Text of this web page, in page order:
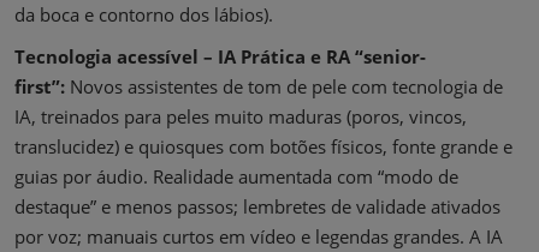
da boca e contorno dos lábios).
Tecnologia acessível – IA Prática e RA “senior-
first”: Novos assistentes de tom de pele com tecnologia de
IA, treinados para peles muito maduras (poros, vincos,
translucidez) e quiosques com botões físicos, fonte grande e
guias por áudio. Realidade aumentada com “modo de
destaque” e menos passos; lembretes de validade ativados
por voz; manuais curtos em vídeo e legendas grandes. A IA